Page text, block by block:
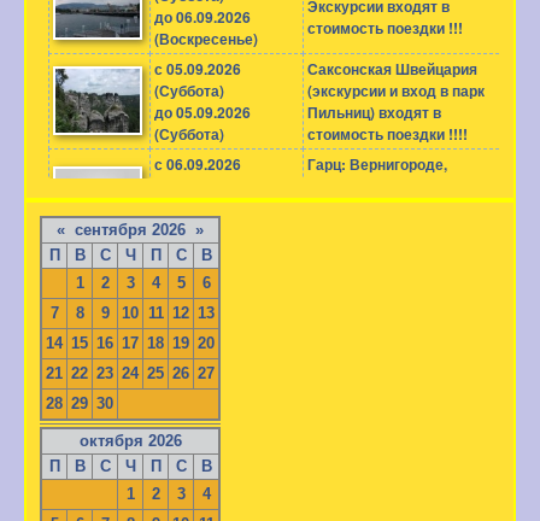
« сентября 2026 »
П
В С Ч П С
В
1
2 3 4 5
6
7
8 9 10 11 12 13
14 15 16 17 18 19 20
21 22 23 24 25 26 27
28 29 30
октября 2026
П
В С Ч П С
В
1
2 3
4